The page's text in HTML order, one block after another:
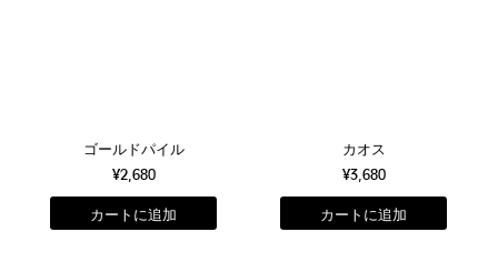
ゴールドパイル
¥2,680
カオス
¥3,680